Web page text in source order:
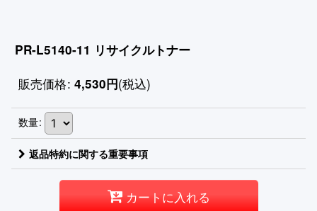
PR-L5140-11 リサイクルトナー
販売価格: 4,530円(税込)
数量:
返品特約に関する重要事項
カートに入れる